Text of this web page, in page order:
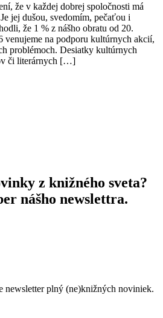
že v každej dobrej spoločnosti má
jej dušou, svedomím, pečaťou i
že 1 % z nášho obratu od 20.
venujeme na podporu kultúrnych akcií,
problémoch. Desiatky kultúrnych
či literárnych […]
z knižného sveta?
nášho newslettra.
newsletter plný (ne)knižných noviniek.